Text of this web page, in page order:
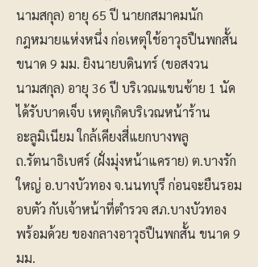
นามสกุล) อายุ 65 ปี นายกสมาคมนัก
กฎหมายแห่งหนึ่ง ก่อเหตุใช้อาวุธปืนพกสั้น
ขนาด 9 มม. ยิงนายบดินทร์ (ขอสงวน
นามสกุล) อายุ 36 ปี บริเวณแขนซ้าย 1 นัด
ได้รับบาดเจ็บ เหตุเกิดบริเวณหน้าร้าน
อะลูมิเนียม ใกล้เคียงสี่แยกบางพลู
ถ.รัตนาธิเบศร์ (ฝั่งมุ่งหน้าแคราย) ต.บางรัก
ใหญ่ อ.บางบัวทอง จ.นนทบุรี ก่อนจะยืนรอม
อบตัว กับเจ้าหน้าที่ตำรวจ สภ.บางบัวทอง
พร้อมด้วย ของกลางอาวุธปืนพกสั้น ขนาด 9
มม.